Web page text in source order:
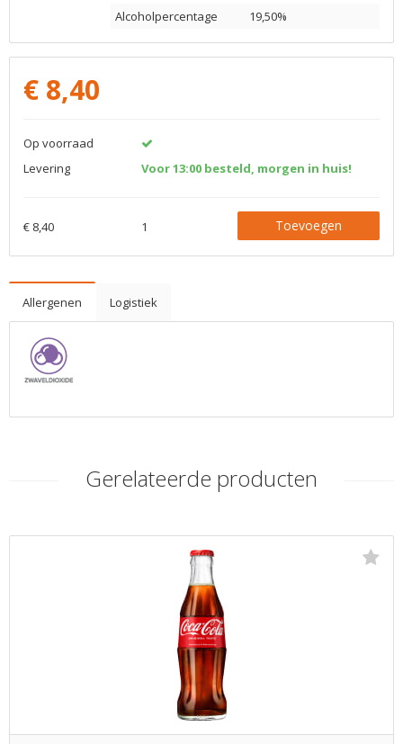
Alcoholpercentage
19,50%
€ 8,40
Op voorraad
Levering
Voor 13:00 besteld, morgen in huis!
€ 8,40 1 Toevoegen
Allergenen Logistiek
Gerelateerde producten